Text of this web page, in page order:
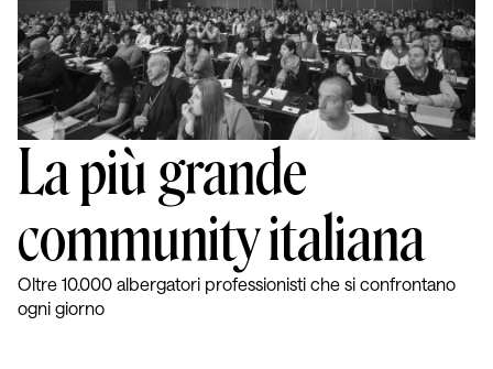
La più grande
community italiana
Oltre 10.000 albergatori professionisti che si confrontano
ogni giorno